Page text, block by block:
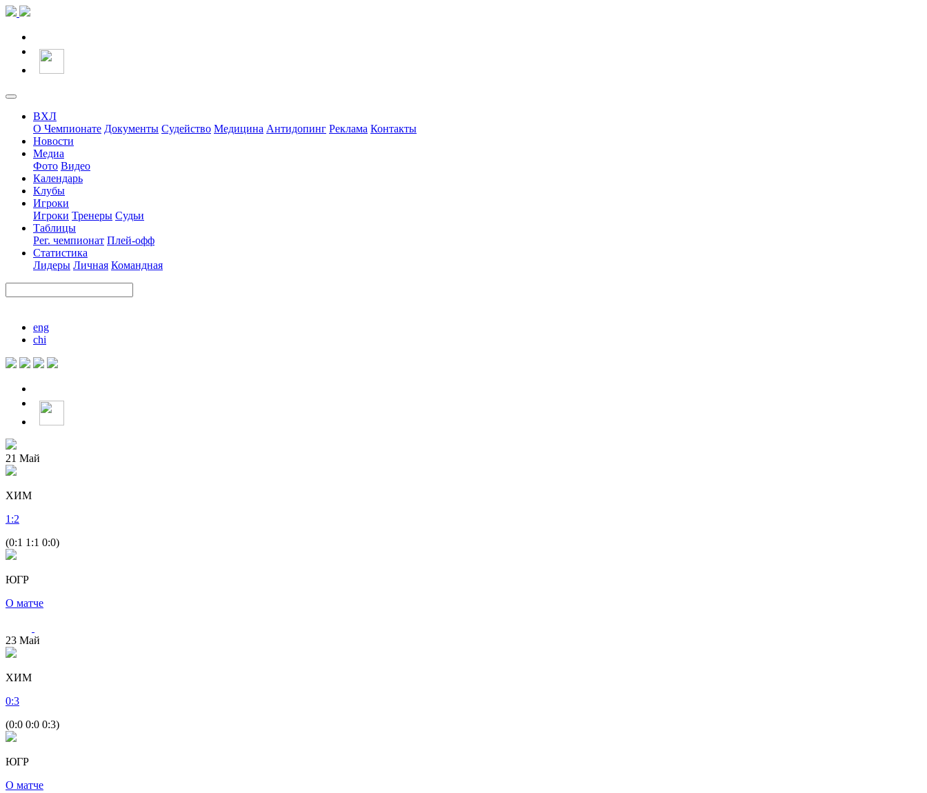
ВХЛ
О Чемпионате Документы Судейство Медицина Антидопинг Реклама Контакты
Новости
Медиа
Фото Видео
Календарь
Клубы
Игроки
Игроки Тренеры Судьи
Таблицы
Рег. чемпионат Плей-офф
Статистика
Лидеры Личная Командная
eng
chi
21 Май
ХИМ
1 :2
(0:1 1:1 0:0)
ЮГР
О матче
23 Май
ХИМ
0:3
(0:0 0:0 0:3)
ЮГР
О матче